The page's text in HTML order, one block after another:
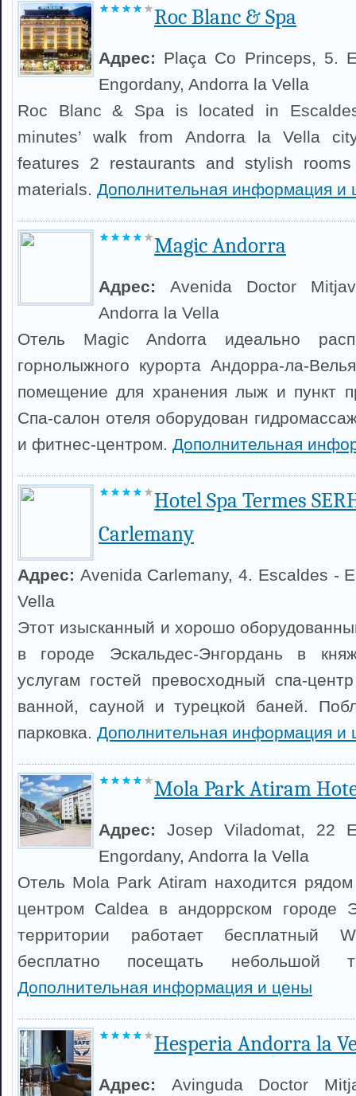
Roc Blanc & Spa
Адрес: Plaça Co Princeps, 5.
Engordany, Andorra la Vella
Roc Blanc & Spa is located in
minutes’ walk from Andorra la Vella
features 2 restaurants and stylish
materials. Дополнительная информация и
Magic Andorra
Адрес: Avenida Doctor
Andorra la Vella
Отель Magic Andorra идеально
горнолыжного курорта Андорра-ла-
помещение для хранения лыж и пункт
Спа-салон отеля оборудован
и фитнес-центром. Дополнительная
Hotel Spa Termes
Carlemany
Адрес: Avenida Carlemany, 4. Escaldes -
Vella
Этот изысканный и хорошо
в городе Эскальдес-Энгордань в
услугам гостей превосходный спа-
ванной, сауной и турецкой баней.
парковка. Дополнительная информация и
Mola Park Atiram
Адрес: Josep Viladomat, 22
Engordany, Andorra la Vella
Отель Mola Park Atiram находится
центром Caldea в андоррском городе
территории работает бесплатный
бесплатно посещать небольшой
Дополнительная информация и цены
Hesperia Andorra la
Адрес: Avinguda Doctor